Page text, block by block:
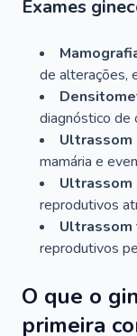
Exames
de alterações,
diagnóstico de
Ultrassom
mamária e
Ultrassom
reprodutivos
Ultrassom
reprodutivos
O que o
primeira